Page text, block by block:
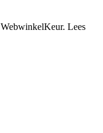
WebwinkelKeur. Lees